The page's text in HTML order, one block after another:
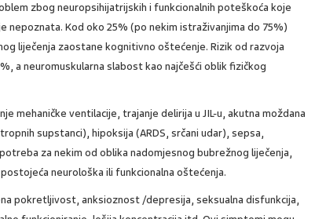
zbog neuropsihijatrijskih i funkcionalnih poteškoća koje
nepoznata. Kod oko 25% (po nekim istraživanjima do 75%)
liječenja zaostane kognitivno oštećenje. Rizik od razvoja
a neuromuskularna slabost kao najčešći oblik fizičkog
mehaničke ventilacije, trajanje delirija u JIL-u, akutna moždana
supstanci), hipoksija (ARDS, srčani udar), sepsa,
za nekim od oblika nadomjesnog bubrežnog liječenja,
neurološka ili funkcionalna oštećenja.
pokretljivost, anksioznost /depresija, seksualna disfunkcija,